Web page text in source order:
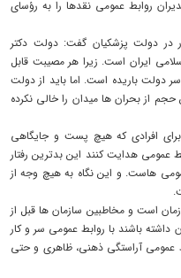
روابط عمومی نقدها را به رؤسای
دولت پزشکیان گفت: دولت دکتر
ایران است. زیرا هر مصیبت قابل
دولت باریده است. اما باید از دولت
از بحران ها میدان را خالی نکرده
برای افرادی که هیچ پست و جایگاهی
عمومی هدایت کنند این بدترین رفتار
هاست. و این نگاه به هیچ وجه از
است و مخاطبین سازمان ها قبل از
داشته باشند با روابط عمومی سر و کار
عمومی آراستگی ذهنی، ظاهری و حتی